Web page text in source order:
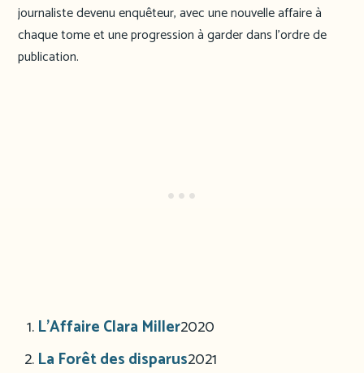
journaliste devenu enquêteur, avec une nouvelle affaire à
chaque tome et une progression à garder dans l’ordre de
publication.
L’Affaire Clara Miller2020
La Forêt des disparus2021